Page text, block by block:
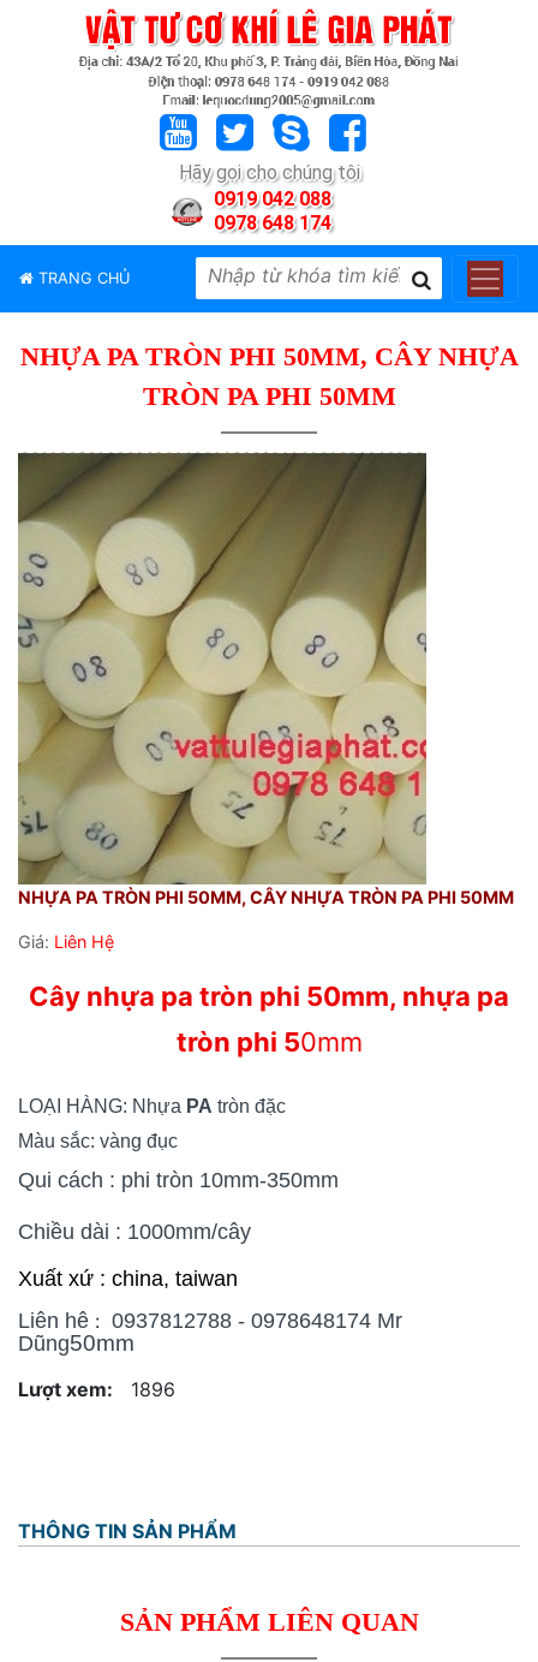
Hãy gọi cho chúng tôi
0919 042 088
0978 648 174
TRANG CHỦ
PHẨM
HIỆU
TIN
NHỰA PA TRÒN PHI 50MM, CÂY NHỰA
TRÒN PA PHI 50MM
NHỰA PA TRÒN PHI 50MM, CÂY NHỰA TRÒN PA PHI 50MM
Giá: Liên Hệ
Cây nhựa pa tròn phi 50mm, nhựa pa
tròn phi 50mm
LOẠI HÀNG: Nhựa PA tròn đặc
Màu sắc: vàng đục
Qui cách : phi tròn 10mm-350mm
Chiều dài : 1000mm/cây
Xuất xứ : china, taiwan
Liên hê : 0937812788 - 0978648174 Mr
Dũng50mm
Lượt xem: 1896
THÔNG TIN SẢN PHẨM
SẢN PHẨM LIÊN QUAN